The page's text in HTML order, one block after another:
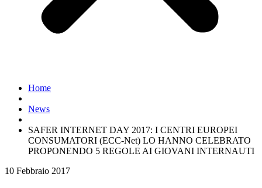
Home
News
SAFER INTERNET DAY 2017: I CENTRI EUROPEI
CONSUMATORI (ECC-Net) LO HANNO CELEBRATO
PROPONENDO 5 REGOLE AI GIOVANI INTERNAUTI
10 Febbraio 2017